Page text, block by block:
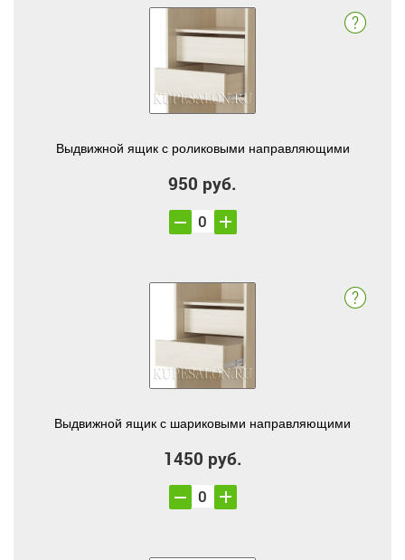
Выдвижной ящик с роликовыми направляющими
950 руб.
Выдвижной ящик с шариковыми направляющими
1450 руб.